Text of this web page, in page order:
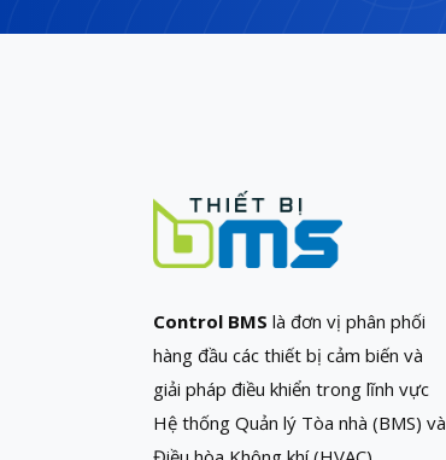
Control BMS là đơn vị phân phối
hàng đầu các thiết bị cảm biến và
giải pháp điều khiển trong lĩnh vực
Hệ thống Quản lý Tòa nhà (BMS) và